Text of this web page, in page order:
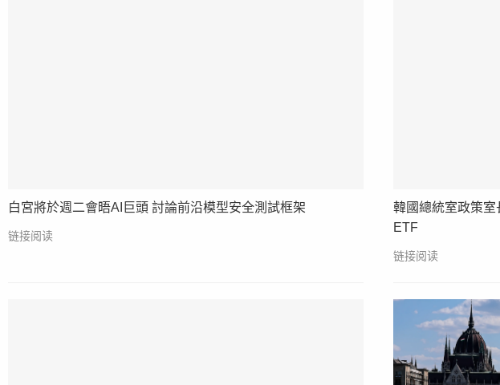
白宮將於週二會晤AI巨頭 討論前沿模型安全測試框架
链接阅读
韓國總統室政策
ETF
链接阅读